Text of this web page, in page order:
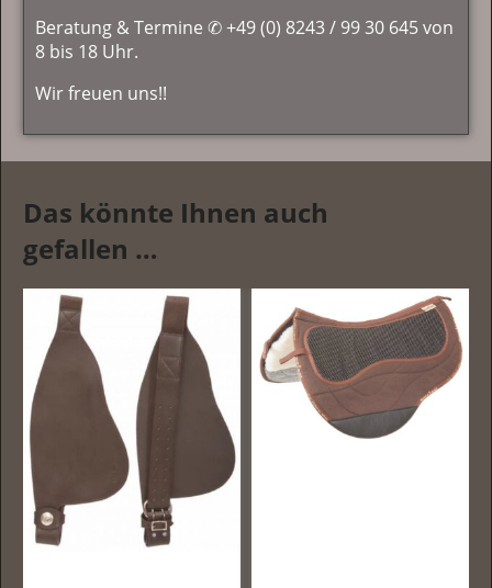
Beratung & Termine ✆ +49 (0) 8243 / 99 30 645 von
8 bis 18 Uhr.
Wir freuen uns!!
Das könnte Ihnen auch
gefallen …